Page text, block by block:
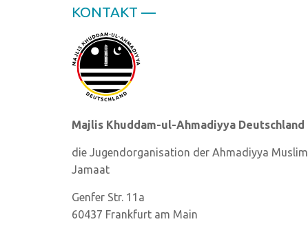
KONTAKT —
Majlis Khuddam-ul-Ahmadiyya Deutschland
die Jugendorganisation der Ahmadiyya Muslim
Jamaat
Genfer Str. 11a
60437 Frankfurt am Main